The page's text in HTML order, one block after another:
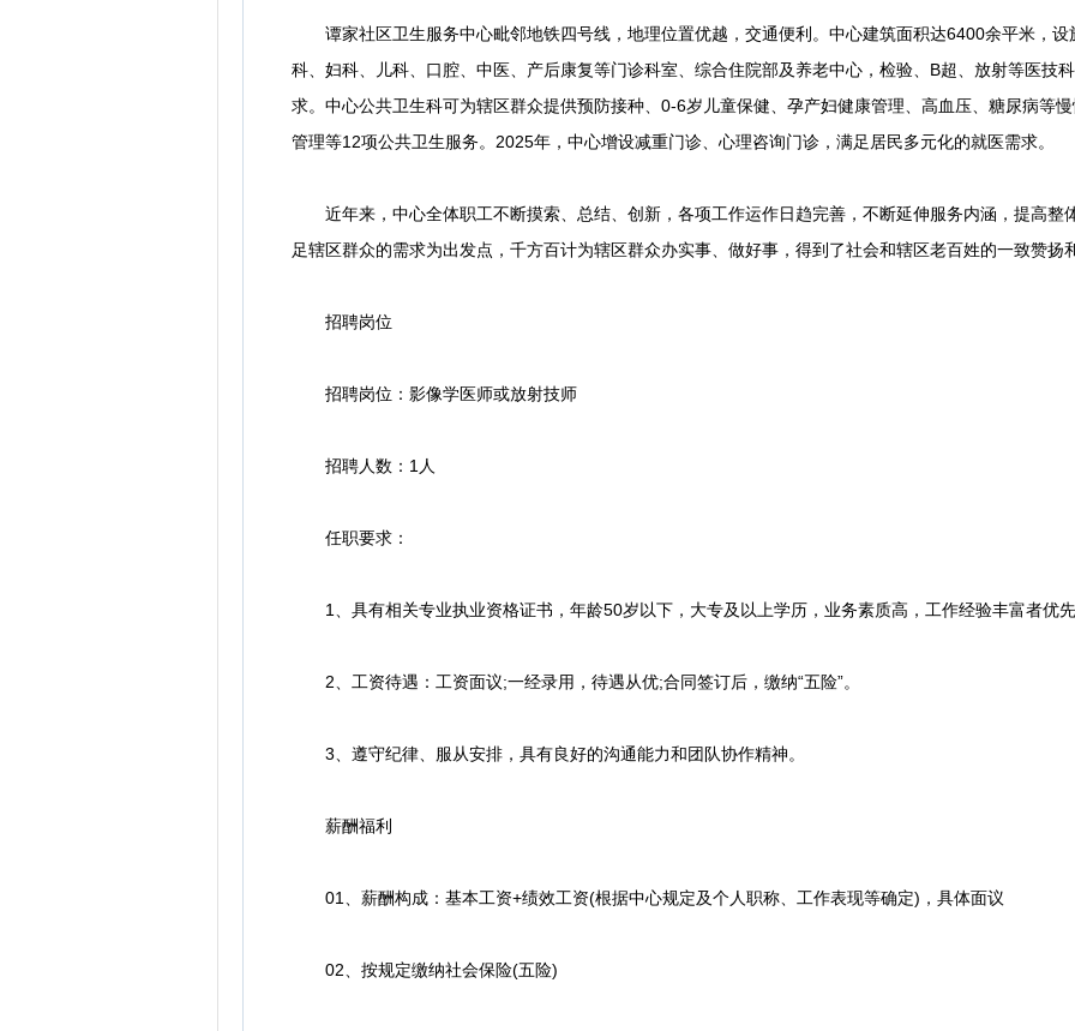
谭家社区卫生服务中心毗邻地铁四号线，地理位置优越，交通便利。中心建筑面积达6400余平米，设
科、妇科、儿科、口腔、中医、产后康复等门诊科室、综合住院部及养老中心，检验、B超、放射等医技
求。中心公共卫生科可为辖区群众提供预防接种、0-6岁儿童保健、孕产妇健康管理、高血压、糖尿病等
管理等12项公共卫生服务。2025年，中心增设减重门诊、心理咨询门诊，满足居民多元化的就医需求。
近年来，中心全体职工不断摸索、总结、创新，各项工作运作日趋完善，不断延伸服务内涵，提高整
足辖区群众的需求为出发点，千方百计为辖区群众办实事、做好事，得到了社会和辖区老百姓的一致赞扬
招聘岗位
招聘岗位：影像学医师或放射技师
招聘人数：1人
任职要求：
1、具有相关专业执业资格证书，年龄50岁以下，大专及以上学历，业务素质高，工作经验丰富者优
2、工资待遇：工资面议;一经录用，待遇从优;合同签订后，缴纳“五险”。
3、遵守纪律、服从安排，具有良好的沟通能力和团队协作精神。
薪酬福利
01、薪酬构成：基本工资+绩效工资(根据中心规定及个人职称、工作表现等确定)，具体面议
02、按规定缴纳社会保险(五险)